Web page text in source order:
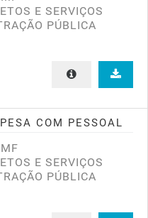
E SERVIÇOS
PÚBLICA
COM PESSOAL
E SERVIÇOS
PÚBLICA